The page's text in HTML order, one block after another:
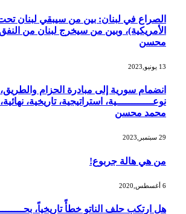
الصراع في لبنان: بين من سيبقي لبنان تحت
الأمريكية)، وبين من سيخرج لبنان من
محسن
13 يونيو,2023
انضمام سورية إلى مبادرة الحزام والطريق،
نوعــــــــــــية، استراتيجية، تاريخية،
محمد محسن
29 سبتمبر,2023
من هي هالة جربوع!
هل ارتكب حلف الناتو خطأً تاريخياً،